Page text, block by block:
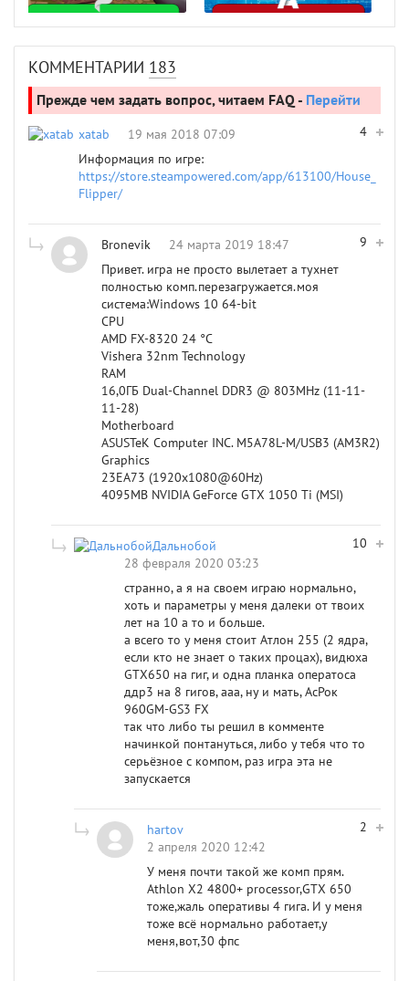
КОММЕНТАРИИ 183
Прежде чем задать вопрос, читаем FAQ - Перейти
4
xatab
19 мая 2018 07:09
Информация по игре:
https://store.steampowered.com/app/613100/House_
Flipper/
9
Bronevik
24 марта 2019 18:47
Привет. игра не просто вылетает а тухнет
полностью комп.перезагружается.моя
система:Windows 10 64-bit
CPU
AMD FX-8320 24 °C
Vishera 32nm Technology
RAM
16,0ГБ Dual-Channel DDR3 @ 803MHz (11-11-
11-28)
Motherboard
ASUSTeK Computer INC. M5A78L-M/USB3 (AM3R2)
Graphics
23EA73 (1920x1080@60Hz)
4095MB NVIDIA GeForce GTX 1050 Ti (MSI)
10
Дальнобой
28 февраля 2020 03:23
странно, а я на своем играю нормально,
хоть и параметры у меня далеки от твоих
лет на 10 а то и больше.
а всего то у меня стоит Атлон 255 (2 ядра,
если кто не знает о таких процах), видюха
GTX650 на гиг, и одна планка оператоса
ддр3 на 8 гигов, ааа, ну и мать, АсРок
960GM-GS3 FX
так что либо ты решил в комменте
начинкой понтануться, либо у тебя что то
серьёзное с компом, раз игра эта не
запускается
2
hartov
2 апреля 2020 12:42
У меня почти такой же комп прям.
Athlon X2 4800+ processor,GTX 650
тоже,жаль оперативы 4 гига. И у меня
тоже всё нормально работает,у
меня,вот,30 фпс